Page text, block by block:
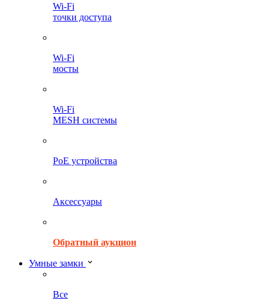
Wi-Fi
точки доступа
Wi-Fi
мосты
Wi-Fi
MESH системы
PoE устройства
Аксессуары
Обратный аукцион
Умные замки
Все